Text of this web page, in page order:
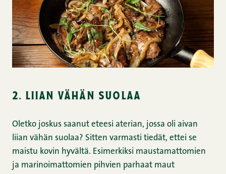
2. liian vähän suolaa
Oletko joskus saanut eteesi aterian, jossa oli aivan
liian vähän suolaa? Sitten varmasti tiedät, ettei se
maistu kovin hyvältä. Esimerkiksi maustamattomien
ja marinoimattomien pihvien parhaat maut